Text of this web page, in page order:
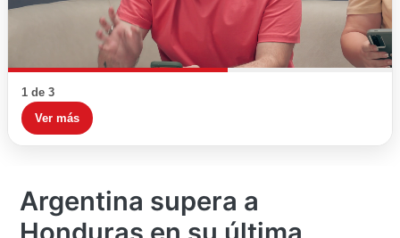
1 de 3
Ver más
Argentina supera a